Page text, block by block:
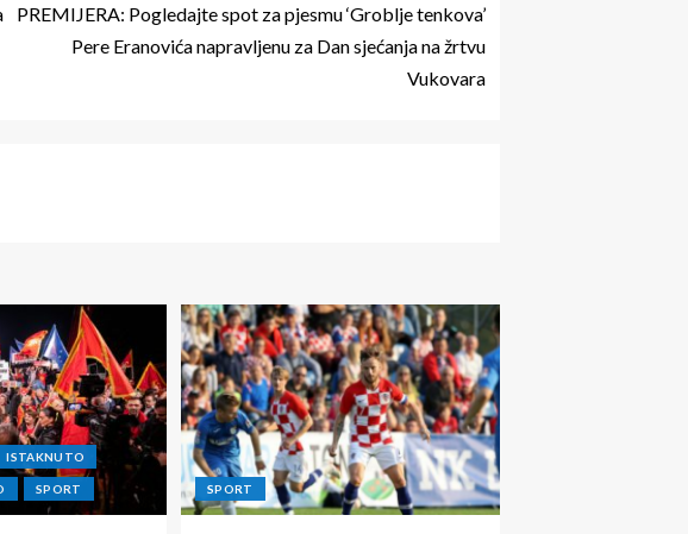
PREMIJERA: Pogledajte spot za pjesmu ‘Groblje tenkova’
Pere Eranovića napravljenu za Dan sjećanja na žrtvu
Vukovara
ISTAKNUTO
SPORT SPORT